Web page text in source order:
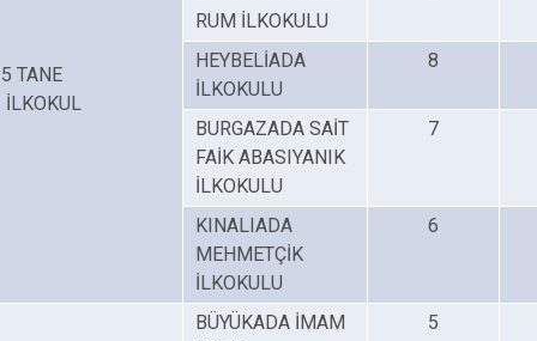
Eyüpsultan
Şile
Silivri
Şişli
Sancaktepe
5 TANE
İLKOKUL
RUM İLKOKULU
HEYBELİADA
İLKOKULU
8
BURGAZADA SAİT
FAİK ABASIYANIK
İLKOKULU
7
KINALIADA
MEHMETÇİK
İLKOKULU
6
BÜYÜKADA İMAM
5